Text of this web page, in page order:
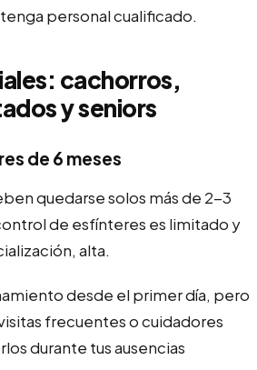
personal cualificado.
cachorros,
y seniors
de 6 meses
quedarse solos más de 2-3
de esfínteres es limitado y
alta.
desde el primer día, pero
frecuentes o cuidadores
durante tus ausencias